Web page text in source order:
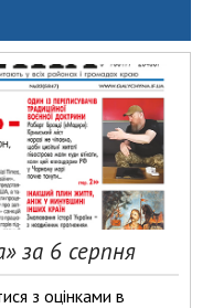
за 6 серпня
з оцінками в